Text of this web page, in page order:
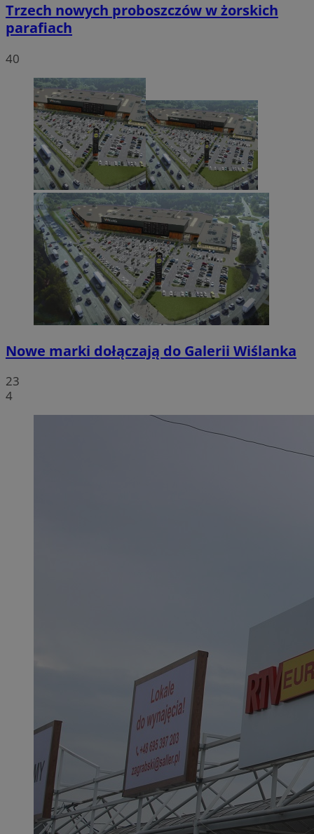
Trzech nowych proboszczów w żorskich
parafiach
40
Nowe marki dołączają do Galerii Wiślanka
23
4